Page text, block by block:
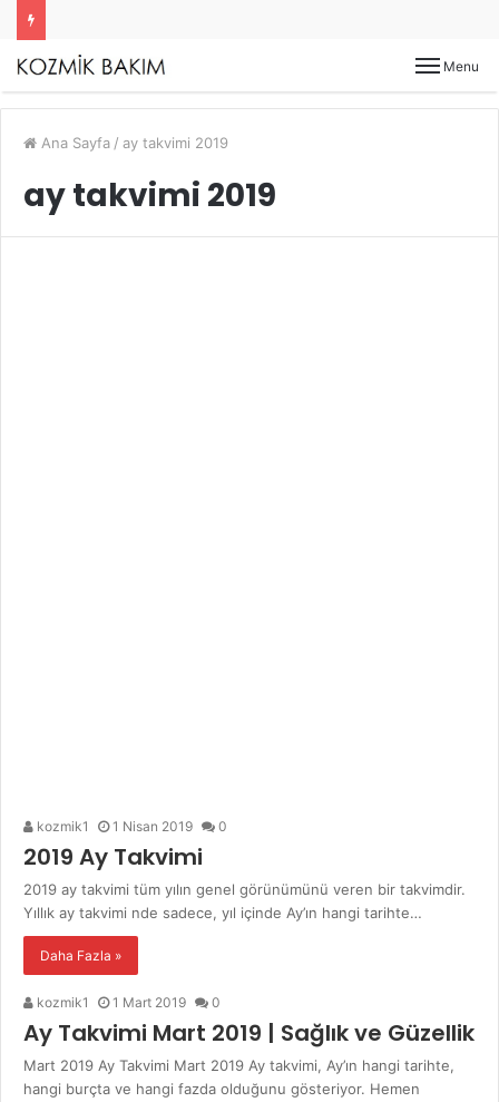
Menu
Ana Sayfa / ay takvimi 2019
ay takvimi 2019
kozmik1 1 Nisan 2019 0
2019 Ay Takvimi
2019 ay takvimi tüm yılın genel görünümünü veren bir takvimdir.
Yıllık ay takvimi nde sadece, yıl içinde Ay’ın hangi tarihte…
Daha Fazla »
kozmik1 1 Mart 2019 0
Ay Takvimi Mart 2019 | Sağlık ve Güzellik
Mart 2019 Ay Takvimi Mart 2019 Ay takvimi, Ay’ın hangi tarihte,
hangi burçta ve hangi fazda olduğunu gösteriyor. Hemen